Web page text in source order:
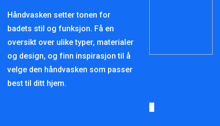
Håndvasken setter tonen for
badets stil og funksjon. Få en
oversikt over ulike typer, materialer
og design, og finn inspirasjon til å
velge den håndvasken som passer
best til ditt hjem.